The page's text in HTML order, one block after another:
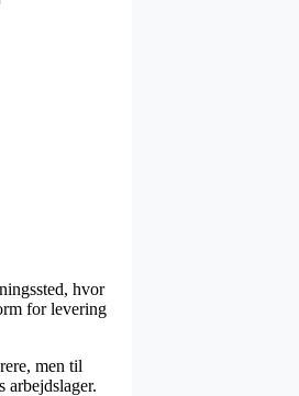
hvor
for levering
men til
arbejdslager.